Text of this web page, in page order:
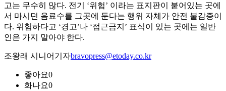
고는 무수히 많다. 전기 ‘위험’ 이라는 표지판이 붙어있는 곳에
서 마시던 음료수를 그곳에 둔다는 행위 자체가 안전 불감증이
다. 위험하다고 ‘경고’나 ‘접근금지’ 표식이 있는 곳에는 일반
인은 가지 말아야 한다.
조왕래 시니어기자bravopress@etoday.co.kr
좋아요0
화나요0